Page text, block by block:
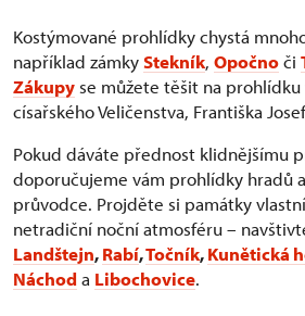
Kostýmované prohlídky chystá
například zámkyStekník, Opočnoči
Zákupy se můžete těšit na
císařského Veličenstva, Františka
Pokud dáváte přednost klidnějšímu
doporučujeme vám prohlídky hradů
průvodce. Projděte si památky
netradiční noční atmosféru –
Landštejn,Rabí,Točník,Kunětická
Náchoda Libochovice.